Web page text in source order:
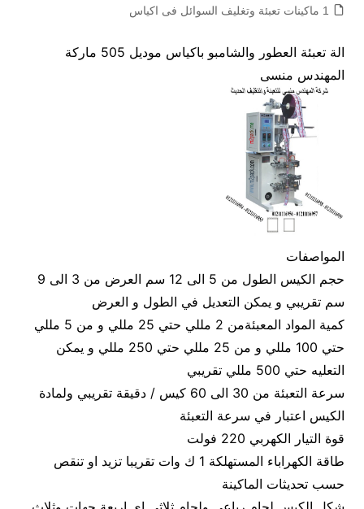
1 ماكينات تعبئة وتغليف السوائل فى اكياس
الة تعبئة العطور والشامبو باكياس موديل 505 ماركة
المهندس منسى
المواصفات
حجم الكيس الطول من 5 الى 12 سم العرض من 3 الى 9
سم تقريبي و يمكن التعديل في الطول و العرض
كمية المواد المعبئةمن 2 مللي حتي 25 مللي و من 5 مللي
حتي 100 مللي و من 25 مللي حتي 250 مللي و يمكن
التعليه حتي 500 مللي تقريبي
سرعة التعبئة من 30 الى 60 كيس / دقيقة تقريبي ولمادة
الكيس اعتبار في سرعة التعبئة
قوة التيار الكهربي 220 فولت
طاقة الكهراباء المستهلكة 1 ك وات تقريبا تزيد او تنقص
حسب تحديثات الماكينة